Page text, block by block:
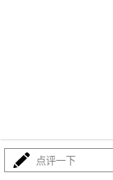
点评一下